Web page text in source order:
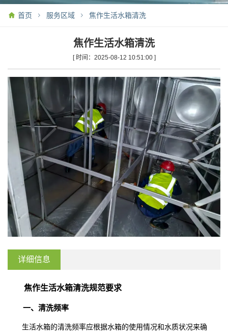
首页 服务区域 焦作生活水箱清洗
焦作生活水箱清洗
[ 时间：2025-08-12 10:51:00 ]
详细信息
焦作生活水箱清洗规范要求
一、清洗频率
生活水箱的清洗频率应根据水箱的使用情况和水质状况来确